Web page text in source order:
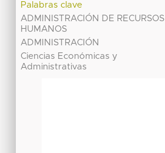
Palabras clave
ADMINISTRACIÓN DE RECURSOS
HUMANOS
ADMINISTRACIÓN
Ciencias Económicas y
Administrativas